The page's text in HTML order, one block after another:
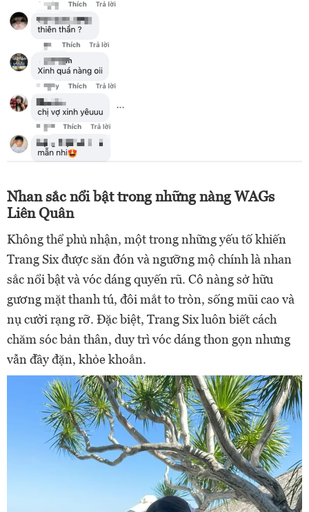
Nhan sắc nổi bật trong những nàng WAGs
Liên Quân
Không thể phủ nhận, một trong những yếu tố khiến
Trang Six được săn đón và ngưỡng mộ chính là nhan
sắc nổi bật và vóc dáng quyến rũ. Cô nàng sở hữu
gương mặt thanh tú, đôi mắt to tròn, sống mũi cao và
nụ cười rạng rỡ. Đặc biệt, Trang Six luôn biết cách
chăm sóc bản thân, duy trì vóc dáng thon gọn nhưng
vẫn đầy đặn, khỏe khoắn.